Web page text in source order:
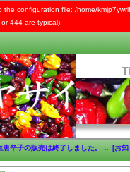
the configuration file: /home/
444 are typical).
辛子の販売は終了しました。 ::[お知